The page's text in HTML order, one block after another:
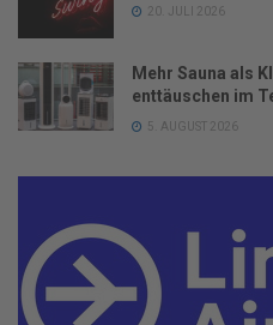
20. JULI 2026
Mehr Sauna als
enttäuschen im
5. AUGUST 2026